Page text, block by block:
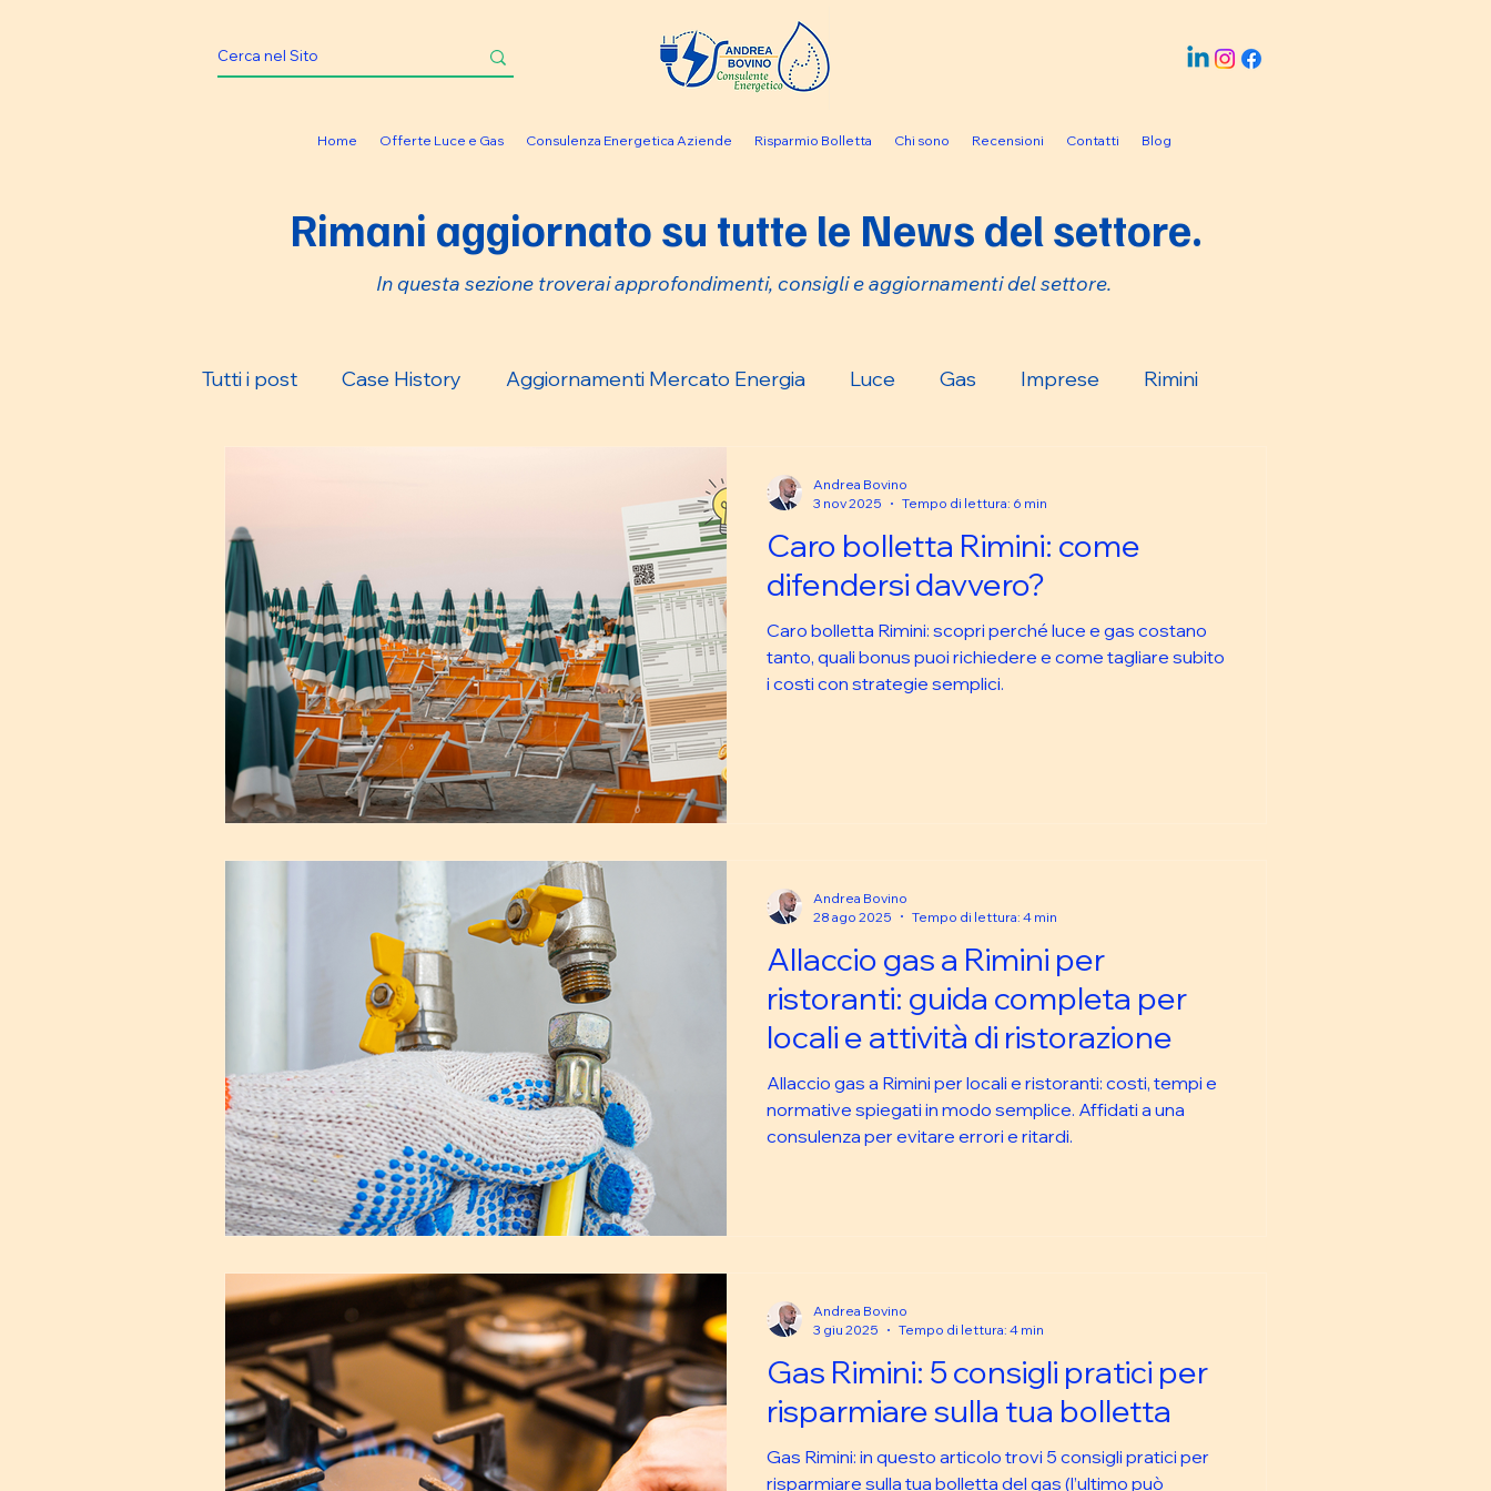
Home Offerte Luce e Gas Consulenza Energetica Aziende Risparmio Bolletta Chi sono Recensioni Contatti Blog
Rimani aggiornato su tutte le News del settore.
In questa sezione troverai approfondimenti, consigli e aggiornamenti del settore.
Tutti i post Case History Aggiornamenti Mercato Energia Luce Gas Imprese Rimini
Caro bolletta Rimini: come
difendersi davvero?
Caro bolletta Rimini: scopri perché luce e gas costano
tanto, quali bonus puoi richiedere e come tagliare subito
i costi con strategie semplici.
Andrea Bovino
3 nov 2025
Tempo di lettura: 6 min
Allaccio gas a Rimini per
ristoranti: guida completa per
locali e attività di ristorazione
Allaccio gas a Rimini per locali e ristoranti: costi, tempi e
normative spiegati in modo semplice. Affidati a una
consulenza per evitare errori e ritardi.
Andrea Bovino
28 ago 2025
Tempo di lettura: 4 min
Gas Rimini: 5 consigli pratici per
risparmiare sulla tua bolletta
Gas Rimini: in questo articolo trovi 5 consigli pratici per
risparmiare sulla tua bolletta del gas (l’ultimo può
Andrea Bovino
3 giu 2025
Tempo di lettura: 4 min